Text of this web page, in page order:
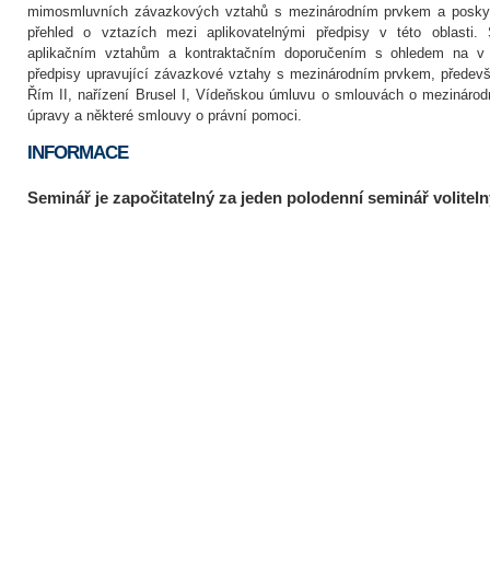
mimosmluvních závazkových vztahů s mezinárodním prvkem a
přehled o vztazích mezi aplikovatelnými předpisy v této oblasti.
aplikačním vztahům a kontraktačním doporučením s ohledem na v
předpisy upravující závazkové vztahy s mezinárodním prvkem,
Řím II, nařízení Brusel I, Vídeňskou úmluvu o smlouvách o
úpravy a některé smlouvy o právní pomoci.
INFORMACE
Seminář je započitatelný za jeden polodenní seminář